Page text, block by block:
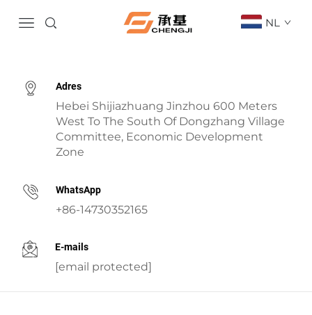
NL
Adres
Hebei Shijiazhuang Jinzhou 600 Meters
West To The South Of Dongzhang Village
Committee, Economic Development
Zone
WhatsApp
+86-14730352165
E-mails
[email protected]